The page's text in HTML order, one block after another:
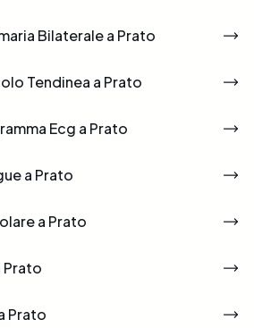
Bilaterale a Prato
Tendinea a Prato
Ecg a Prato
a Prato
a Prato
Prato
Prato